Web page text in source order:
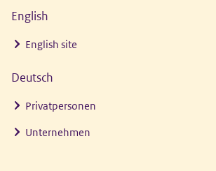
English
English site
Deutsch
Privatpersonen
Unternehmen